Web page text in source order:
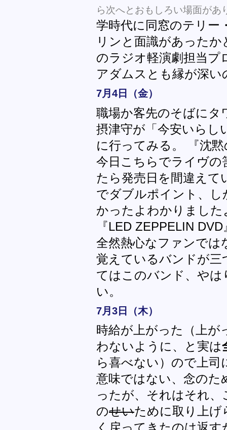
ら次へとおもしろい場面があ
学時代に同窓のテリー
リンと面識があった
のラジオ軽演劇担当プ
アダムスとも縁が深い
7月4日（金）
職場か客先のそばに
摂津守が「今安いらし
に行ってみる。 『沈
今日こちらでライヴの
たら発売日を間違えて
でダブルポイント、し
かったよわかりまし
『LED ZEPPELIN
全然熱心なファンでは
覚えているバンドが
てはこのバンド、や
い。
7月3日（木）
時給が上がった（上が
わないように、と実は
ら喜べない）ので上
意味ではない、念のた
ったが、それはそれ
のせいために取り上げ